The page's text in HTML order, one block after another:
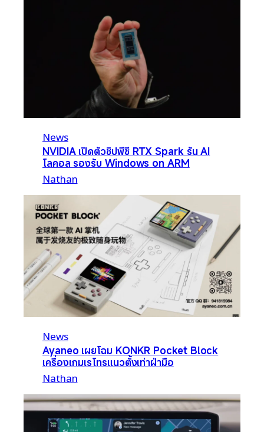
News
NVIDIA เปิดตัวชิปพีซี RTX Spark รัน AI
โลคอล รองรับ Windows on ARM
Nathan
News
Ayaneo เผยโฉม KONKR Pocket Block
เครื่องเกมเรโทรแนวตั้งเท่าฝ่ามือ
Nathan